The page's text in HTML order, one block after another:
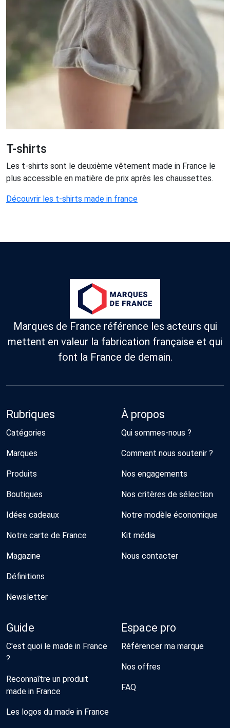
T-shirts
Les t-shirts sont le deuxième vêtement made in France le
plus accessible en matière de prix après les chaussettes.
Découvrir les t-shirts made in france
Marques de France référence les acteurs qui
mettent en valeur la fabrication française et qui
font la France de demain.
Rubriques
Catégories
Marques
Produits
Boutiques
Idées cadeaux
Notre carte de France
Magazine
Définitions
Newsletter
À propos
Qui sommes-nous ?
Comment nous soutenir ?
Nos engagements
Nos critères de sélection
Notre modèle économique
Kit média
Nous contacter
Guide
C'est quoi le made in France
?
Reconnaître un produit
made in France
Les logos du made in France
Espace pro
Référencer ma marque
Nos offres
FAQ